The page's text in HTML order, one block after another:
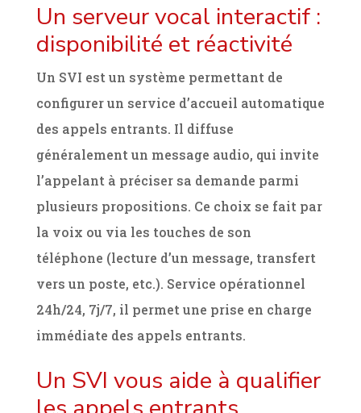
Un serveur vocal interactif :
disponibilité et réactivité
Un SVI est un système permettant de
configurer un service d’accueil automatique
des appels entrants. Il diffuse
généralement un message audio, qui invite
l’appelant à préciser sa demande parmi
plusieurs propositions. Ce choix se fait par
la voix ou via les touches de son
téléphone (lecture d’un message, transfert
vers un poste, etc.). Service opérationnel
24h/24, 7j/7, il permet une prise en charge
immédiate des appels entrants.
Un SVI vous aide à qualifier